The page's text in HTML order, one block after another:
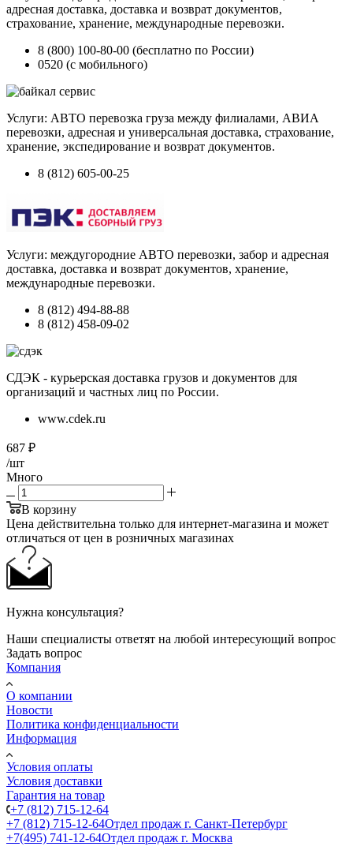
адресная доставка, доставка и возврат документов,
страхование, хранение, международные перевозки.
8 (800) 100-80-00 (бесплатно по России)
0520 (с мобильного)
Услуги: АВТО перевозка груза между филиалами, АВИА
перевозки, адресная и универсальная доставка, страхование,
хранение, экспедирование и возврат документов.
8 (812) 605-00-25
Услуги: междугородние АВТО перевозки, забор и адресная
доставка, доставка и возврат документов, хранение,
международные перевозки.
8 (812) 494-88-88
8 (812) 458-09-02
СДЭК - курьерская доставка грузов и документов для
организаций и частных лиц по России.
www.cdek.ru
687 ₽
/шт
Много
В корзину
Цена действительна только для интернет-магазина и может
отличаться от цен в розничных магазинах
Нужна консультация?
Наши специалисты ответят на любой интересующий вопрос
Задать вопрос
Компания
О компании
Новости
Политика конфиденциальности
Информация
Условия оплаты
Условия доставки
Гарантия на товар
+7 (812) 715-12-64
+7 (812) 715-12-64Отдел продаж г. Санкт-Петербург
+7(495) 741-12-64Отдел продаж г. Москва